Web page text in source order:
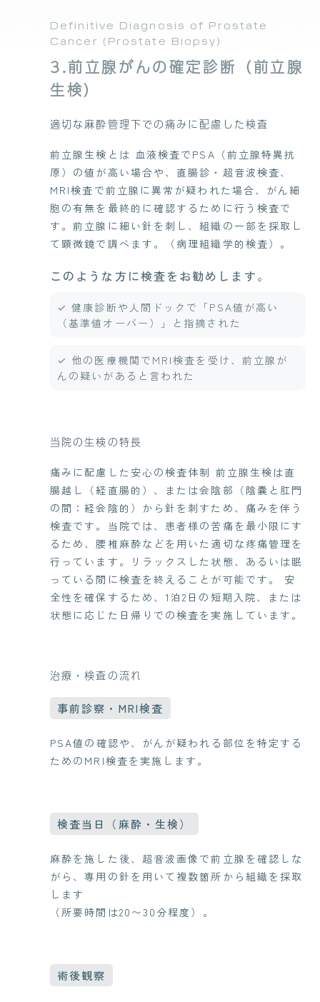
Definitive Diagnosis of Prostate
Cancer (Prostate Biopsy)
3.前立腺がんの確定診断（前立腺
生検）
適切な麻酔管理下での痛みに配慮した検査
前立腺生検とは 血液検査でPSA（前立腺特異抗
原）の値が高い場合や、直腸診・超音波検査、
MRI検査で前立腺に異常が疑われた場合、がん細
胞の有無を最終的に確認するために行う検査で
す。前立腺に細い針を刺し、組織の一部を採取し
て顕微鏡で調べます。（病理組織学的検査）。
このような方に検査をお勧めします。
✓ 健康診断や人間ドックで「PSA値が高い
（基準値オーバー）」と指摘された
✓ 他の医療機関でMRI検査を受け、前立腺が
んの疑いがあると言われた
当院の生検の特長
痛みに配慮した安心の検査体制 前立腺生検は直
腸越し（経直腸的）、または会陰部（陰嚢と肛門
の間：経会陰的）から針を刺すため、痛みを伴う
検査です。当院では、患者様の苦痛を最小限にす
るため、腰椎麻酔などを用いた適切な疼痛管理を
行っています。リラックスした状態、あるいは眠
っている間に検査を終えることが可能です。 安
全性を確保するため、1泊2日の短期入院、または
状態に応じた日帰りでの検査を実施しています。
治療・検査の流れ
事前診察・MRI検査
PSA値の確認や、がんが疑われる部位を特定する
ためのMRI検査を実施します。
検査当日（麻酔・生検）
麻酔を施した後、超音波画像で前立腺を確認しな
がら、専用の針を用いて複数箇所から組織を採取
します
（所要時間は20〜30分程度）。
術後観察